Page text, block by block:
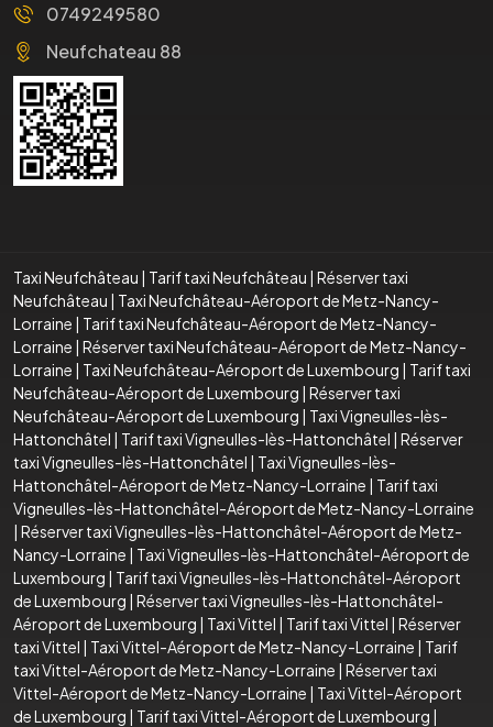
0749249580
Neufchateau 88
Taxi Neufchâteau | Tarif taxi Neufchâteau | Réserver taxi
Neufchâteau | Taxi Neufchâteau-Aéroport de Metz-Nancy-
Lorraine | Tarif taxi Neufchâteau-Aéroport de Metz-Nancy-
Lorraine | Réserver taxi Neufchâteau-Aéroport de Metz-Nancy-
Lorraine | Taxi Neufchâteau-Aéroport de Luxembourg | Tarif taxi
Neufchâteau-Aéroport de Luxembourg | Réserver taxi
Neufchâteau-Aéroport de Luxembourg | Taxi Vigneulles-lès-
Hattonchâtel | Tarif taxi Vigneulles-lès-Hattonchâtel | Réserver
taxi Vigneulles-lès-Hattonchâtel | Taxi Vigneulles-lès-
Hattonchâtel-Aéroport de Metz-Nancy-Lorraine | Tarif taxi
Vigneulles-lès-Hattonchâtel-Aéroport de Metz-Nancy-Lorraine
| Réserver taxi Vigneulles-lès-Hattonchâtel-Aéroport de Metz-
Nancy-Lorraine | Taxi Vigneulles-lès-Hattonchâtel-Aéroport de
Luxembourg | Tarif taxi Vigneulles-lès-Hattonchâtel-Aéroport
de Luxembourg | Réserver taxi Vigneulles-lès-Hattonchâtel-
Aéroport de Luxembourg | Taxi Vittel | Tarif taxi Vittel | Réserver
taxi Vittel | Taxi Vittel-Aéroport de Metz-Nancy-Lorraine | Tarif
taxi Vittel-Aéroport de Metz-Nancy-Lorraine | Réserver taxi
Vittel-Aéroport de Metz-Nancy-Lorraine | Taxi Vittel-Aéroport
de Luxembourg | Tarif taxi Vittel-Aéroport de Luxembourg |